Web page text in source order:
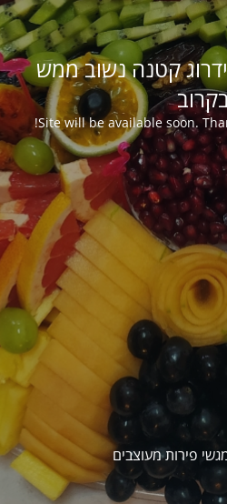
קטנה נשוב ממש
Site will be available soon.
פירות מעוצבים